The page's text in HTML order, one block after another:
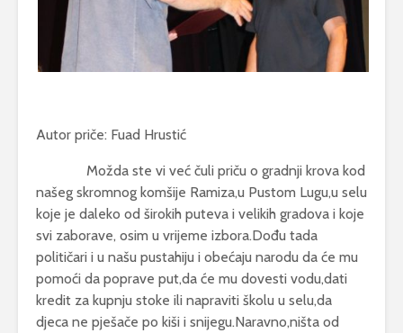
Autor priče: Fuad Hrustić
Možda ste vi već čuli priču o gradnji krova kod
našeg skromnog komšije Ramiza,u Pustom Lugu,u selu
koje je daleko od širokih puteva i velikih gradova i koje
svi zaborave, osim u vrijeme izbora.Dođu tada
političari i u našu pustahiju i obećaju narodu da će mu
pomoći da poprave put,da će mu dovesti vodu,dati
kredit za kupnju stoke ili napraviti školu u selu,da
djeca ne pješače po kiši i snijegu.Naravno,ništa od